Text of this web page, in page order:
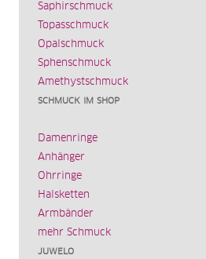
Saphirschmuck
Topasschmuck
Opalschmuck
Sphenschmuck
Amethystschmuck
SCHMUCK IM SHOP
Damenringe
Anhänger
Ohrringe
Halsketten
Armbänder
mehr Schmuck
JUWELO